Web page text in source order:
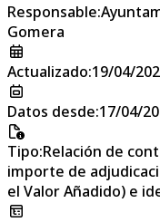
Responsable:
Gomera
Actualizado:19/04/
Datos desde:17/04/
Tipo:Relación de
importe de
el Valor Añadido) e